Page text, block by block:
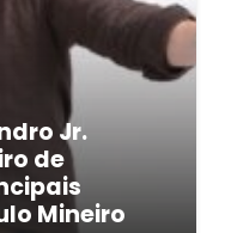
Jr.
de
Mineiro